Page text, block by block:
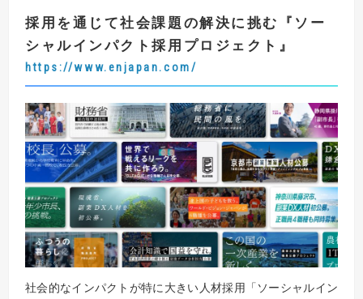
採用を通じて社会課題の解決に挑む 『 ソー
シャルインパクト採用プロジェクト 』
https://www.enjapan.com/
社会的なインパクトが特に大きい人材採用「ソーシャルイン